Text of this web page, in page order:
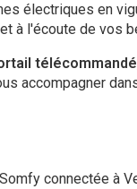
électriques en
à l'écoute de vos
télécommandé
accompagner
connectée à